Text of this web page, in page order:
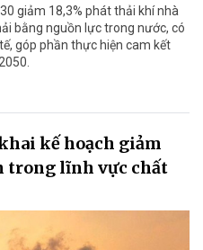
giảm 18,3% phát thải khí nhà
bằng nguồn lực trong nước, có
góp phần thực hiện cam kết
kế hoạch giảm
trong lĩnh vực chất